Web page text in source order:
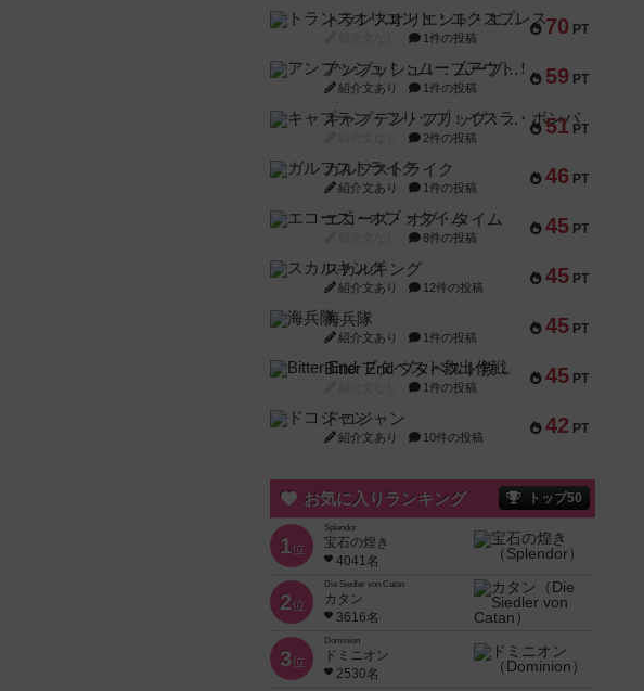
70 PT
トランスオリエント・エクスプレス
1件の投稿
59 PT
アンブッシュ！：ムーブアウト！
紹介文あり 1件の投稿
51 PT
キャプテン・フリップ：イスラ・ボンバ
2件の投稿
46 PT
ガルフストライク
紹介文あり 1件の投稿
45 PT
エコーズ・オブ・タイム
8件の投稿
45 PT
スカルキング
紹介文あり 12件の投稿
45 PT
海兵隊
紹介文あり 1件の投稿
45 PT
Bitter End ブタペスト救出作戦
1件の投稿
42 PT
ドコジャン
紹介文あり 10件の投稿
お気に入りランキング トップ50
1位
Splendor
宝石の煌き
4041名
2位
Die Siedler von Catan
カタン
3616名
3位
Dominion
ドミニオン
2530名